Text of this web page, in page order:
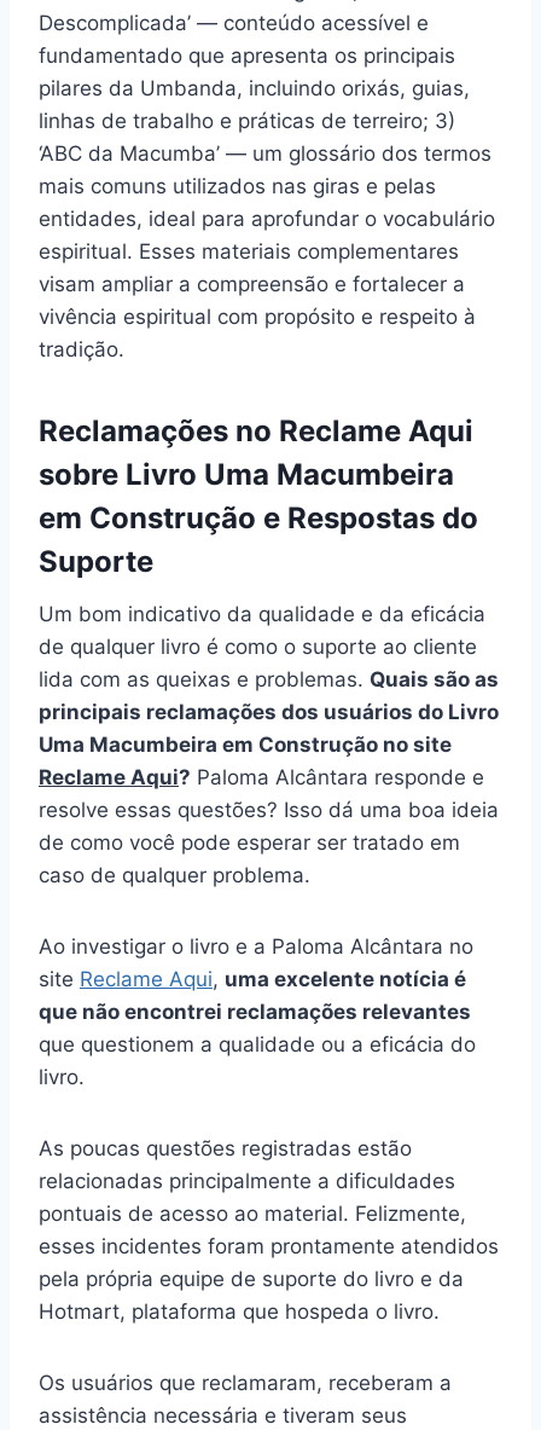
Descomplicada’ — conteúdo acessível e
fundamentado que apresenta os principais
pilares da Umbanda, incluindo orixás, guias,
linhas de trabalho e práticas de terreiro; 3)
‘ABC da Macumba’ — um glossário dos termos
mais comuns utilizados nas giras e pelas
entidades, ideal para aprofundar o vocabulário
espiritual. Esses materiais complementares
visam ampliar a compreensão e fortalecer a
vivência espiritual com propósito e respeito à
tradição.
Reclamações no Reclame Aqui
sobre Livro Uma Macumbeira
em Construção e Respostas do
Suporte
Um bom indicativo da qualidade e da eficácia
de qualquer livro é como o suporte ao cliente
lida com as queixas e problemas. Quais são as
principais reclamações dos usuários do Livro
Uma Macumbeira em Construção no site
Reclame Aqui? Paloma Alcântara responde e
resolve essas questões? Isso dá uma boa ideia
de como você pode esperar ser tratado em
caso de qualquer problema.
Ao investigar o livro e a Paloma Alcântara no
site Reclame Aqui, uma excelente notícia é
que não encontrei reclamações relevantes
que questionem a qualidade ou a eficácia do
livro.
As poucas questões registradas estão
relacionadas principalmente a dificuldades
pontuais de acesso ao material. Felizmente,
esses incidentes foram prontamente atendidos
pela própria equipe de suporte do livro e da
Hotmart, plataforma que hospeda o livro.
Os usuários que reclamaram, receberam a
assistência necessária e tiveram seus